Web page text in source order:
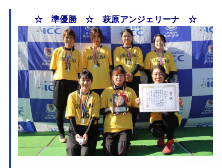
☆ 準優勝 ☆ 萩原アンジェリーナ ☆